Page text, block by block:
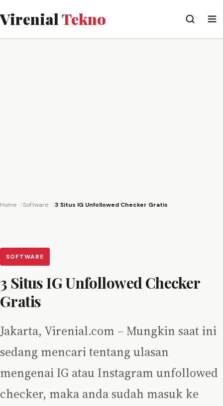
VirenialTekno
Home Software 3 Situs IG Unfollowed Checker Gratis
SOFTWARE
3 Situs IG Unfollowed Checker
Gratis
Jakarta, Virenial.com – Mungkin saat ini
sedang mencari tentang ulasan
mengenai IG atau Instagram unfollowed
checker, maka anda sudah masuk ke